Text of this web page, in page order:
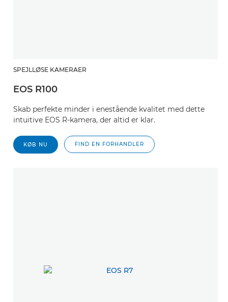
SPEJLLØSE KAMERAER
EOS R100
Skab perfekte minder i enestående kvalitet med dette
intuitive EOS R-kamera, der altid er klar.
KØB NU FIND EN FORHANDLER